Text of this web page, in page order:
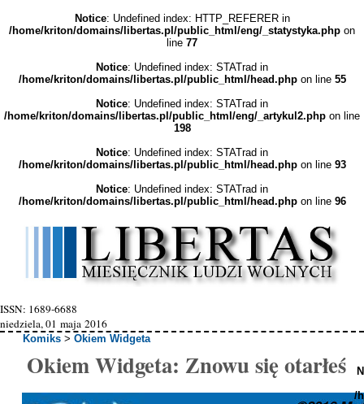
Notice: Undefined index: HTTP_REFERER in
/home/kriton/domains/libertas.pl/public_html/eng/_statystyka.php on
line 77
Notice: Undefined index: STATrad in
/home/kriton/domains/libertas.pl/public_html/head.phpon line 55
Notice: Undefined index: STATrad in
/home/kriton/domains/libertas.pl/public_html/eng/_artykul2.php on line
198
Notice: Undefined index: STATrad in
/home/kriton/domains/libertas.pl/public_html/head.phpon line 93
Notice: Undefined index: STATrad in
/home/kriton/domains/libertas.pl/public_html/head.phpon line 96
ISSN: 1689-6688
niedziela, 01 maja 2016
Komiks >Okiem Widgeta
Okiem Widgeta: Znowu się otarłeś
/